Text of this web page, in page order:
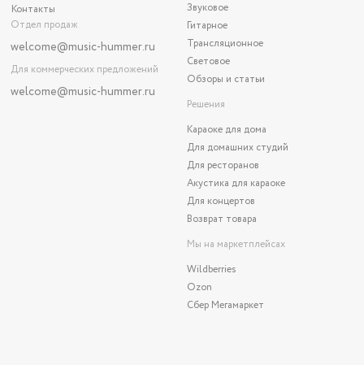
Контакты
Отдел продаж
welcome@music-hummer.ru
Для коммерческих предложений
welcome@music-hummer.ru
Звуковое
Гитарное
Трансляционное
Световое
Обзоры и статьи
Решения
Караоке для дома
Для домашних студий
Для ресторанов
Акустика для караоке
Для концертов
Возврат товара
Мы на маркетплейсах
Wildberries
Ozon
Сбер Мегамаркет